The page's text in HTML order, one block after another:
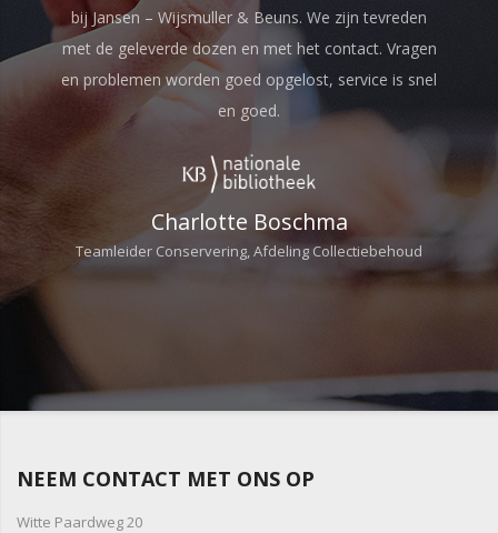
bij Jansen – Wijsmuller & Beuns. We zijn tevreden
met de geleverde dozen en met het contact. Vragen
en problemen worden goed opgelost, service is snel
en goed.
Charlotte Boschma
Teamleider Conservering, Afdeling Collectiebehoud
NEEM CONTACT MET ONS OP
Witte Paardweg 20